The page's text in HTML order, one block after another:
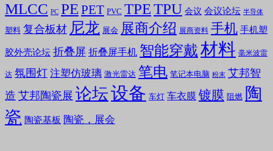
MLCC PC PE PET PVC TPETPU 会议 会议论坛 半导体
塑料 复合板材 尼龙 展会 展商介绍 展商资料 手机 手机塑
胶外壳论坛 折叠屏 折叠屏手机 智能穿戴材料 毫米波雷
达 氛围灯 注塑仿玻璃 激光雷达 笔电 笔记本电脑 粉末 艾邦智
造 艾邦陶瓷展 论坛设备 车灯 车衣膜 镀膜 阻燃 陶
瓷 陶瓷基板 陶瓷，展会